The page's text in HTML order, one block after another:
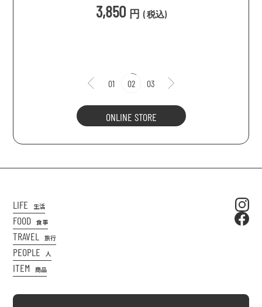
3,850 円 (税込)
01 02 03
ONLINE STORE
LIFE 生活
FOOD 食事
TRAVEL 旅行
PEOPLE 人
ITEM 商品